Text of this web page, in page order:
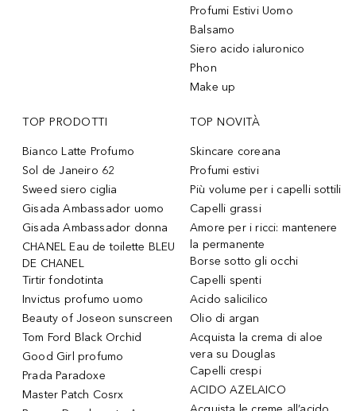
Profumi Estivi Uomo
Balsamo
Siero acido ialuronico
Phon
Make up
TOP PRODOTTI
Bianco Latte Profumo
Sol de Janeiro 62
Sweed siero ciglia
Gisada Ambassador uomo
Gisada Ambassador donna
CHANEL Eau de toilette BLEU
DE CHANEL
Tirtir fondotinta
Invictus profumo uomo
Beauty of Joseon sunscreen
Tom Ford Black Orchid
Good Girl profumo
Prada Paradoxe
Master Patch Cosrx
TOP NOVITÀ
Skincare coreana
Profumi estivi
Più volume per i capelli sottili
Capelli grassi
Amore per i ricci: mantenere
la permanente
Borse sotto gli occhi
Capelli spenti
Acido salicilico
Olio di argan
Acquista la crema di aloe
vera su Douglas
Capelli crespi
ACIDO AZELAICO